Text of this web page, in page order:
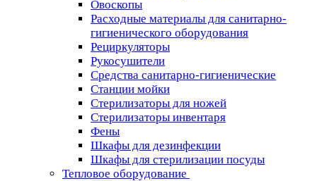
Овоскопы
Расходные материалы для санитарно-
гигиенического оборудования
Рециркуляторы
Рукосушители
Средства санитарно-гигиенические
Станции мойки
Стерилизаторы для ножей
Стерилизаторы инвентаря
Фены
Шкафы для дезинфекции
Шкафы для стерилизации посуды
Тепловое оборудование